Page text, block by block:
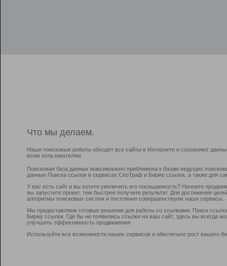
Что мы делаем.
Наши поисковые роботы обходят все сайты в Интернете и сохраняют
всем пользователям.
Поисковая база данных максимально приближена к базам ведущих
данные Поиска ссылок в сервисах СеоТраф и Бирже ссылок, а также для
У вас есть сайт и вы хотите увеличить его посещаемость? Начните
вы запустите проект, тем быстрее получите результат. Для достижения
алгоритмы поисковых систем и постоянно совершенствуем наши сервисы.
Мы предоставляем готовые решения для работы со ссылками: Поиск
Биржу ссылок. Где бы не появились ссылки на ваш сайт, здесь вы всегда
улучшить эффективность продвижения.
Используйте все возможности наших сервисов и обеспечьте рост вашего